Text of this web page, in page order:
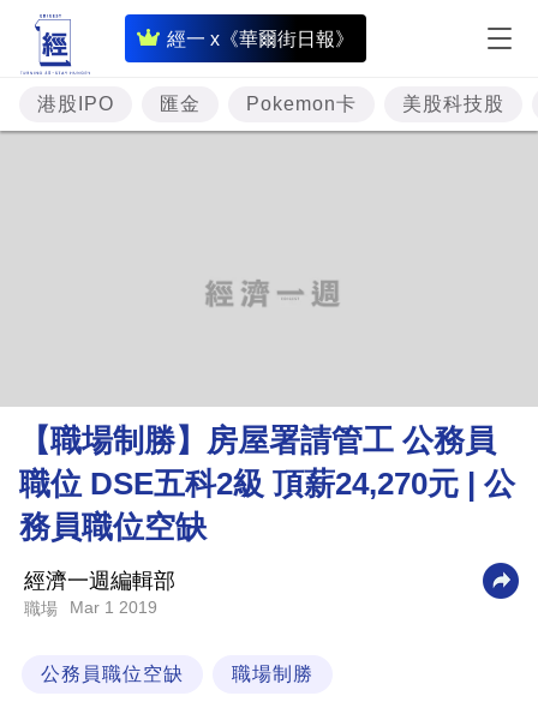
經一 x《華爾街日報》
即
時
財
經
理
財
商
業
科
技
場
港股IPO 匯金 Pokemon卡 美股科技股
【職場制勝】房屋署請管工 公務員
職位 DSE五科2級 頂薪24,270元 | 公
務員職位空缺
經濟一週編輯部
職場 Mar 1 2019
公務員職位空缺 職場制勝